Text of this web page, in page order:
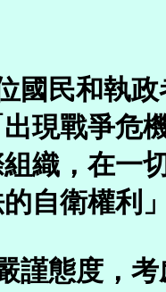
國民和執
現戰爭危
織，在一
自衛權利
謹態度，